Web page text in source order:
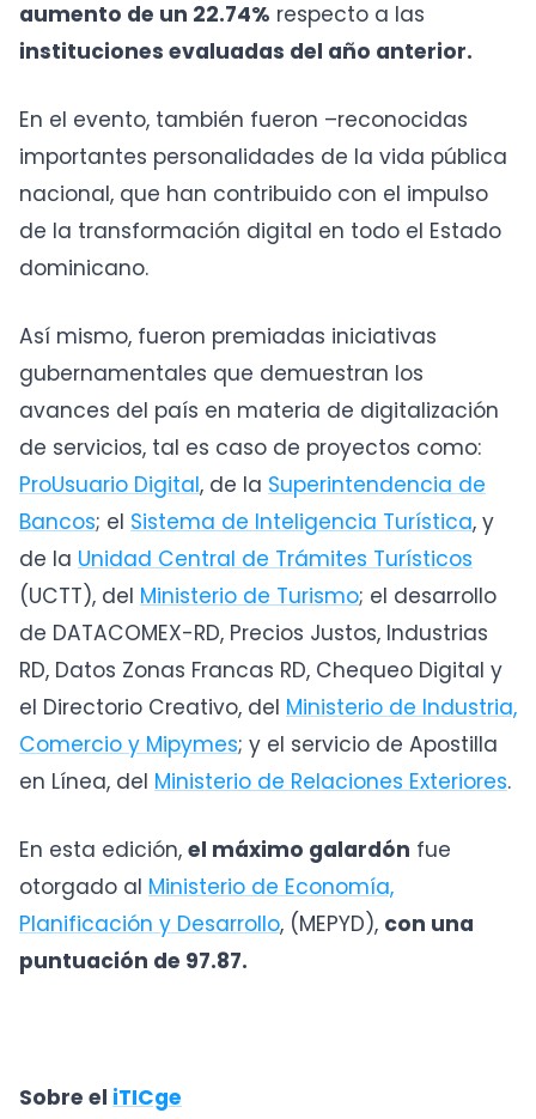
aumento de un 22.74% respecto a las
instituciones evaluadas del año anterior.
En el evento, también fueron –reconocidas
importantes personalidades de la vida pública
nacional, que han contribuido con el impulso
de la transformación digital en todo el Estado
dominicano.
Así mismo, fueron premiadas iniciativas
gubernamentales que demuestran los
avances del país en materia de digitalización
de servicios, tal es caso de proyectos como:
ProUsuario Digital, de la Superintendencia de
Bancos; el Sistema de Inteligencia Turística, y
de la Unidad Central de Trámites Turísticos
(UCTT), del Ministerio de Turismo; el desarrollo
de DATACOMEX-RD, Precios Justos, Industrias
RD, Datos Zonas Francas RD, Chequeo Digital y
el Directorio Creativo, del Ministerio de Industria,
Comercio y Mipymes; y el servicio de Apostilla
en Línea, del Ministerio de Relaciones Exteriores.
En esta edición, el máximo galardón fue
otorgado al Ministerio de Economía,
Planificación y Desarrollo, (MEPYD), con una
puntuación de 97.87.
Sobre el iTICge